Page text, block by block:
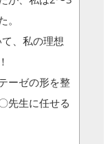
、私の理想
ーゼの形を整
先生に任せる